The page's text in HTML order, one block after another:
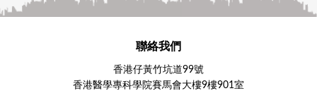
聯絡我們
香港仔黃竹坑道99號
香港醫學專科學院賽馬會大樓9樓901室